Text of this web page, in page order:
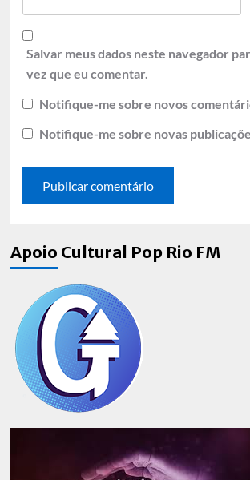
Salvar meus dados neste navegador
vez que eu comentar.
Notifique-me sobre novos
Notifique-me sobre novas
Apoio Cultural Pop Rio FM